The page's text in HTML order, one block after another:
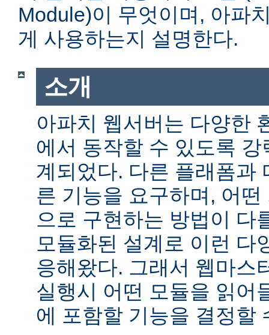
Module)이 무엇이며, 아파
게 사용하는지 설명한다.
소개
아파치 웹서버는 다양한
에서 동작할 수 있도록
계되었다. 다른 플래폼과
른 기능을 요구하며, 어
으로 구현하는 방법이 다
모듈화된 설계로 이런 다
응해왔다. 그래서 웹마스
실행시 어떤 모듈을 읽어
에 포함할 기능을 결정할